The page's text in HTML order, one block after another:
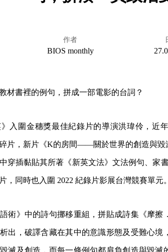
作者
BIOS monthly
材書裡的例句，拼成一部電影的台詞？
入圍金穗獎最佳紀錄片的導演洪瑋伶，近
片，新片《K的房間——關於世界的創造與毀
穿插黏貼其所著《新英文法》文法例句、家
，同時也入圍 2022 紀錄片影展台灣競賽單元。
術》中的詩句挪移重組，拼貼成詩集《摩擦
出，破譯含藏在其中的意識形態及受難心境
毀滅及創造，而每一條例句都肩負創造與毀